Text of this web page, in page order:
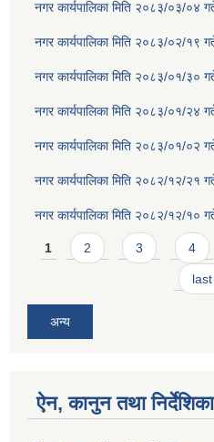
नगर कार्यपालिका मिति २०८३/०३/०४
नगर कार्यपालिका मिति २०८३/०२/१९
नगर कार्यपालिका मिति २०८३/०१/३०
नगर कार्यपालिका मिति २०८३/०१/२४
नगर कार्यपालिका मिति २०८३/०१/०२
नगर कार्यपालिका मिति २०८२/१२/२१
नगर कार्यपालिका मिति २०८२/१२/१०
Pages
1 2 3 4
अन्य
ऐन, कानुन तथा निर्देशिका